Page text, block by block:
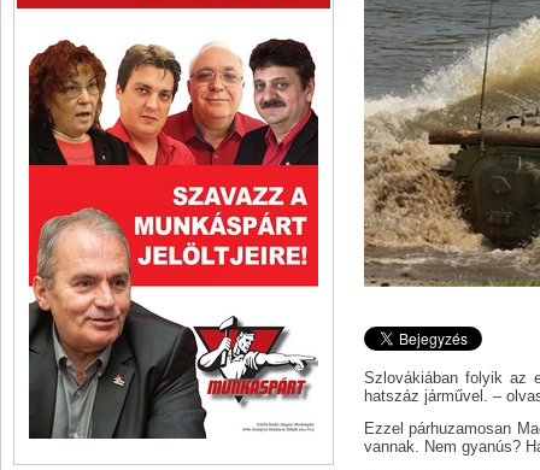
Szlovákiában folyik az
hatszáz járművel. –
Ezzel párhuzamosan
vannak. Nem gyanús?